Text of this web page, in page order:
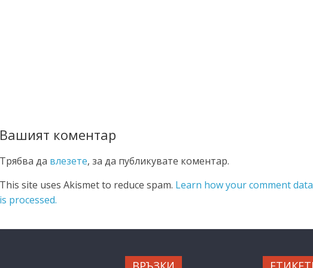
Вашият коментар
Трябва да влезете, за да публикувате коментар.
This site uses Akismet to reduce spam. Learn how your comment data
is processed.